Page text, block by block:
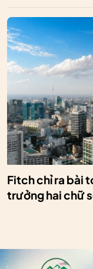
Fitch chỉ ra bài
trưởng hai chữ